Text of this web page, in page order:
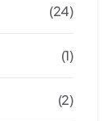
(24)
(1)
(2)